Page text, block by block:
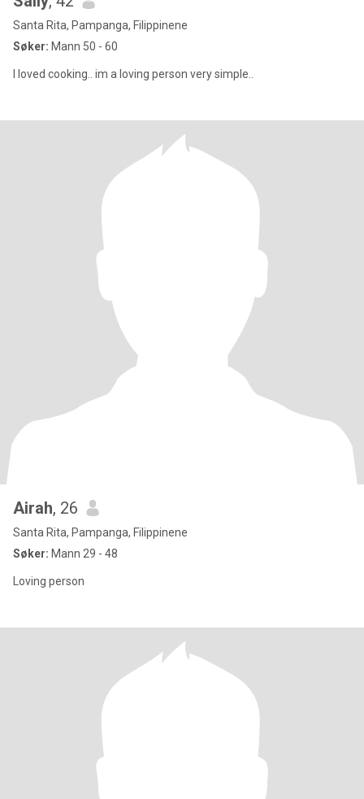
Santa Rita, Pampanga, Filippinene
Søker: Mann 50 - 60
I loved cooking.. im a loving person very simple..
Airah, 26
Santa Rita, Pampanga, Filippinene
Søker: Mann 29 - 48
Loving person